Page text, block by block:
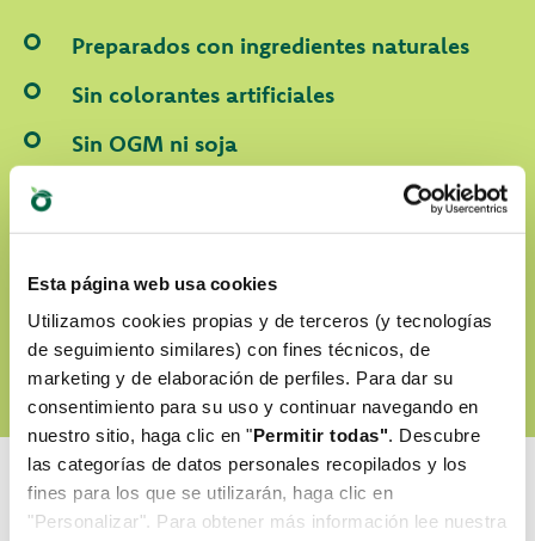
Esta página web usa cookies
Utilizamos cookies propias y de terceros (y tecnologías
de seguimiento similares) con fines técnicos, de
marketing y de elaboración de perfiles. Para dar su
consentimiento para su uso y continuar navegando en
nuestro sitio, haga clic en "Permitir todas". Descubre
las categorías de datos personales recopilados y los
fines para los que se utilizarán, haga clic en
"Personalizar". Para obtener más información lee nuestra
Preparados con ingredientes naturales
Sin colorantes artificiales
Sin OGM ni soja
DESCUBRE NUESTRO WORLD OF LOVE